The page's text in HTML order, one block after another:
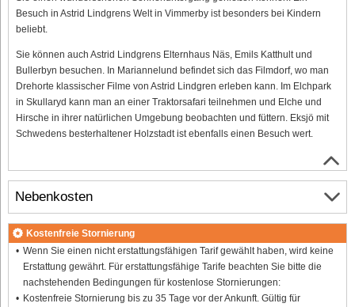
Besuch in Astrid Lindgrens Welt in Vimmerby ist besonders bei Kindern
beliebt.
Sie können auch Astrid Lindgrens Elternhaus Näs, Emils Katthult und
Bullerbyn besuchen. In Mariannelund befindet sich das Filmdorf, wo man
Drehorte klassischer Filme von Astrid Lindgren erleben kann. Im Elchpark
in Skullaryd kann man an einer Traktorsafari teilnehmen und Elche und
Hirsche in ihrer natürlichen Umgebung beobachten und füttern. Eksjö mit
Schwedens besterhaltener Holzstadt ist ebenfalls einen Besuch wert.
Nebenkosten
Kostenfreie Stornierung
Wenn Sie einen nicht erstattungsfähigen Tarif gewählt haben, wird keine
Erstattung gewährt. Für erstattungsfähige Tarife beachten Sie bitte die
nachstehenden Bedingungen für kostenlose Stornierungen:
Kostenfreie Stornierung bis zu 35 Tage vor der Ankunft. Gültig für